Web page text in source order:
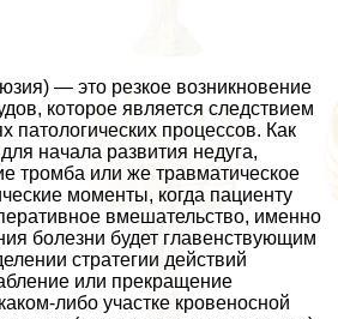
— это резкое возникновение
которое является следствием
патологических процессов. Как
начала развития недуга,
тромба или же травматическое
моменты, когда пациенту
вмешательство, именно
болезни будет главенствующим
стратегии действий
или прекращение
либо участке кровеносной